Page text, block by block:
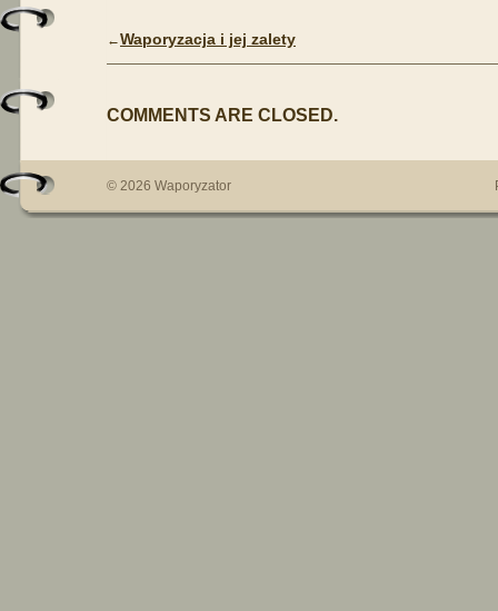
←Waporyzacja i jej zalety
COMMENTS ARE CLOSED.
© 2026 Waporyzator